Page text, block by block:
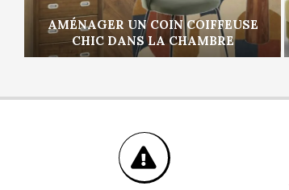
AMÉNAGER UN COIN COIFFEUSE
CHIC DANS LA CHAMBRE